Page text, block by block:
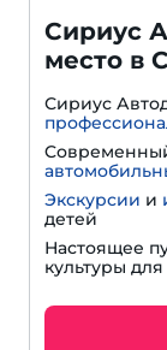
Сириус
место в
Сириус
Экскурсии и
детей
Настоящее
культуры